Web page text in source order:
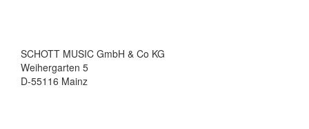
SCHOTT MUSIC GmbH & Co KG
Weihergarten 5
D-55116 Mainz